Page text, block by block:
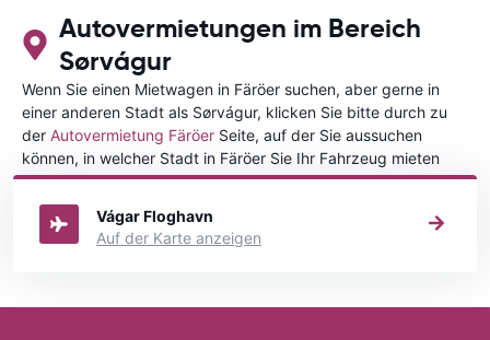
Autovermietungen im Bereich
Sørvágur
Wenn Sie einen Mietwagen in Färöer suchen, aber gerne in
einer anderen Stadt als Sørvágur, klicken Sie bitte durch zu
der Autovermietung Färöer Seite, auf der Sie aussuchen
können, in welcher Stadt in Färöer Sie Ihr Fahrzeug mieten
wollen.
Vágar Floghavn
Auf der Karte anzeigen